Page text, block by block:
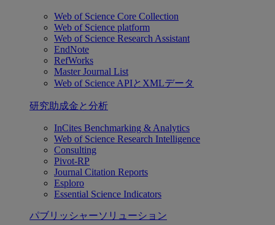
Web of Science Core Collection
Web of Science platform
Web of Science Research Assistant
EndNote
RefWorks
Master Journal List
Web of Science APIとXMLデータ
研究助成金と分析
InCites Benchmarking & Analytics
Web of Science Research Intelligence
Consulting
Pivot-RP
Journal Citation Reports
Esploro
Essential Science Indicators
パブリッシャーソリューション